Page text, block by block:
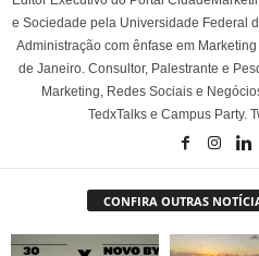
e Sociedade pela Universidade Federal
Administração com ênfase em
de Janeiro. Consultor, Palestrante e
Marketing, Redes Sociais e
TedxTalks e Campus Party.
CONFIRA OUTRAS